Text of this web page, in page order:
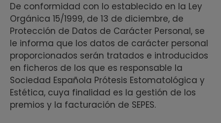
De conformidad con lo establecido en la Ley
Orgánica 15/1999, de 13 de diciembre, de
Protección de Datos de Carácter Personal, se
le informa que los datos de carácter personal
proporcionados serán tratados e introducidos
en ficheros de los que es responsable la
Sociedad Española Prótesis Estomatológica y
Estética, cuya finalidad es la gestión de los
premios y la facturación de SEPES.